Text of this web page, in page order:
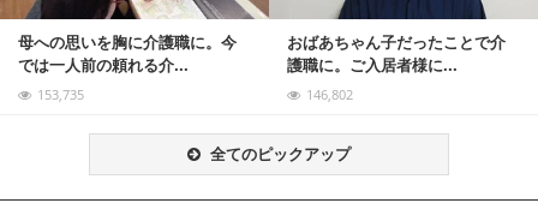
母への思いを胸に介護職に。今
では一人前の頼れる介...
153,735
おばあちゃん子だったことで介
護職に。ご入居者様に...
146,802
全てのピックアップ